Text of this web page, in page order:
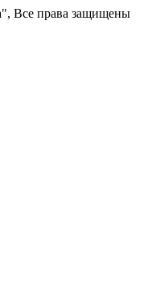
Все права защищены